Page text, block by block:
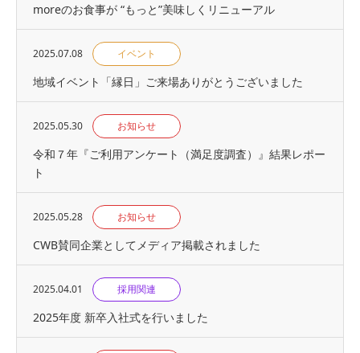
moreのお食事が “もっと”美味しくリニューアル
2025.07.08 イベント
地域イベント「縁⽇」ご来場ありがとうございました
2025.05.30 お知らせ
令和７年『ご利用アンケート（満足度調査）』結果レポー
ト
2025.05.28 お知らせ
CWB賛同企業としてメディア掲載されました
2025.04.01 採用関連
2025年度 新卒入社式を行いました